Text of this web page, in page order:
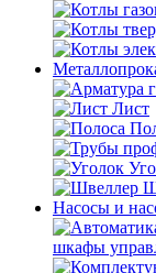
Лист
Насосы и
шкафы